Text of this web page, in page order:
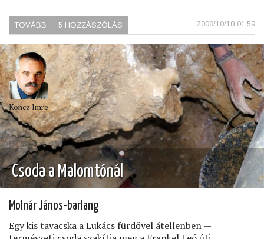
2008/10/18 01:59
TOVÁBB (BICIGLIZŐS)
5 HOZZÁSZÓLÁS
Csoda a Malomtónál
Koncz Imre
Molnár János-barlang
Egy kis tavacska a Lukács fürdővel átellenben —